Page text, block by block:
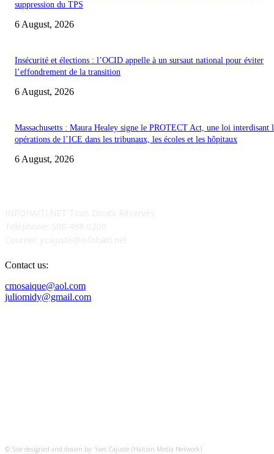
suppression du TPS
6 August, 2026
Insécurité et élections : l’OCID appelle à un sursaut national pour éviter
l’effondrement de la transition
6 August, 2026
Massachusetts : Maura Healey signe le PROTECT Act, une loi interdisant
opérations de l’ICE dans les tribunaux, les écoles et les hôpitaux
6 August, 2026
Contact us:
cmosaique@aol.com
juliomidy@gmail.com
© Site designed and drawn by: Yves Cajuste (Haitian Media Network)